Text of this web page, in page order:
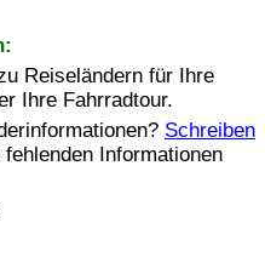
Reiseländern für Ihre
Ihre Fahrradtour.
Schreiben
Informationen